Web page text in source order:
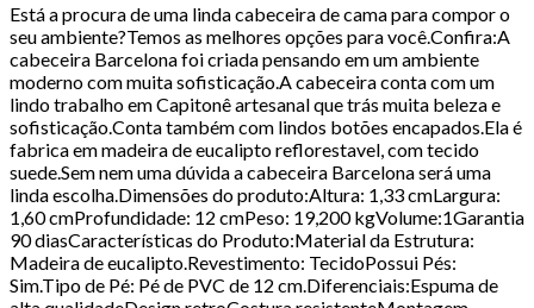
Está a procura de uma linda cabeceira de cama para compor o
seu ambiente?Temos as melhores opções para você.Confira:A
cabeceira Barcelona foi criada pensando em um ambiente
moderno com muita sofisticação.A cabeceira conta com um
lindo trabalho em Capitonê artesanal que trás muita beleza e
sofisticação.Conta também com lindos botões encapados.Ela é
fabrica em madeira de eucalipto reflorestavel, com tecido
suede.Sem nem uma dúvida a cabeceira Barcelona será uma
linda escolha.Dimensões do produto:Altura: 1,33 cmLargura:
1,60 cmProfundidade: 12 cmPeso: 19,200 kgVolume:1Garantia
90 diasCaracterísticas do Produto:Material da Estrutura:
Madeira de eucalipto.Revestimento: TecidoPossui Pés:
Sim.Tipo de Pé: Pé de PVC de 12 cm.Diferenciais:Espuma de